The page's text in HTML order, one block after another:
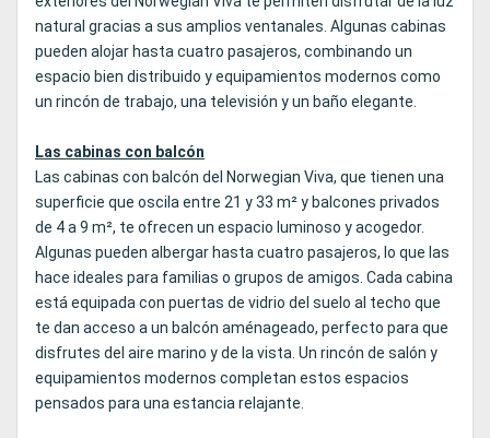
natural gracias a sus amplios ventanales. Algunas cabinas
pueden alojar hasta cuatro pasajeros, combinando un
espacio bien distribuido y equipamientos modernos como
un rincón de trabajo, una televisión y un baño elegante.
Las cabinas con balcón
Las cabinas con balcón del Norwegian Viva, que tienen una
superficie que oscila entre 21 y 33 m² y balcones privados
de 4 a 9 m², te ofrecen un espacio luminoso y acogedor.
Algunas pueden albergar hasta cuatro pasajeros, lo que las
hace ideales para familias o grupos de amigos. Cada cabina
está equipada con puertas de vidrio del suelo al techo que
te dan acceso a un balcón aménageado, perfecto para que
disfrutes del aire marino y de la vista. Un rincón de salón y
equipamientos modernos completan estos espacios
pensados para una estancia relajante.